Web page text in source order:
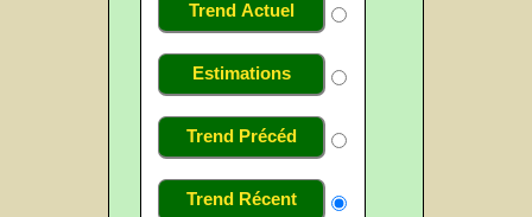
Trend Actuel
Estimations
Trend Précéd
Trend Récent